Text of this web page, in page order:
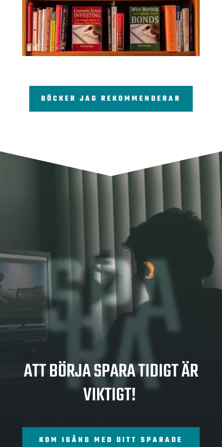
BÖCKER JAG REKOMMENDERAR
SPA
RA
ATT BÖRJA SPARA TIDIGT ÄR
VIKTIGT!
KOM IGÅNG MED DITT SPARADE